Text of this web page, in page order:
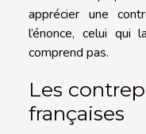
apprécier une
l’énonce, celui
comprend pas.
Les
françaises